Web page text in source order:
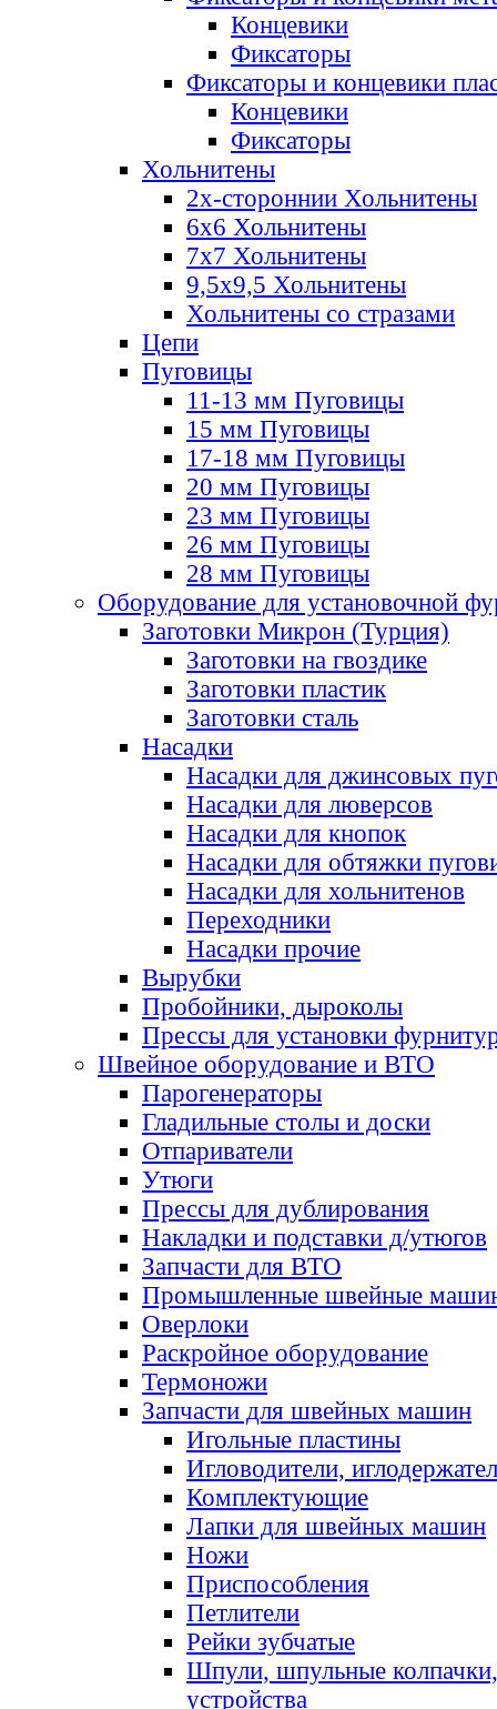
Концевики
Фиксаторы
Фиксаторы и концевики
Концевики
Фиксаторы
Хольнитены
2х-стороннии Хольнитены
6х6 Хольнитены
7х7 Хольнитены
9,5х9,5 Хольнитены
Хольнитены со стразами
Цепи
Пуговицы
11-13 мм Пуговицы
15 мм Пуговицы
17-18 мм Пуговицы
20 мм Пуговицы
23 мм Пуговицы
26 мм Пуговицы
28 мм Пуговицы
Оборудование для установочной
Заготовки Микрон (Турция)
Заготовки на гвоздике
Заготовки пластик
Заготовки сталь
Насадки
Насадки для джинсовых
Насадки для люверсов
Насадки для кнопок
Насадки для обтяжки
Насадки для хольнитенов
Переходники
Насадки прочие
Вырубки
Пробойники, дыроколы
Прессы для установки
Швейное оборудование и ВТО
Парогенераторы
Гладильные столы и доски
Отпариватели
Утюги
Прессы для дублирования
Накладки и подставки д/утюгов
Запчасти для ВТО
Промышленные швейные
Оверлоки
Раскройное оборудование
Термоножи
Запчасти для швейных машин
Игольные пластины
Игловодители,
Комплектующие
Лапки для швейных машин
Ножи
Приспособления
Петлители
Рейки зубчатые
Шпули, шпульные
устройства